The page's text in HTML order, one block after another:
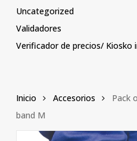
Uncategorized
Validadores
Verificador de precios/ Kiosko
Inicio Accesorios
Pack
band M